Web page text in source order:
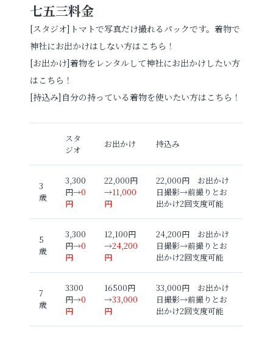
お問い合わせ
お電話でのご連絡
TEL 0285-20-5870
七五三料金
[スタジオ]トマトで写真だけ撮れるパックです。着物で
神社にお出かけはしない方はこちら！
[お出かけ]着物をレンタルして神社にお出かけしたい方
はこちら！
[持込み]自分の持っている着物を使いたい方はこちら！
スタ
ジオ
お出かけ 持込み
3
歳
3,300
円→0
円
22,000円
→11,000
円
22,000円 お出かけ
日撮影→前撮りとお
出かけ2回支度可能
5
歳
3,300
円→0
円
12,100円
→24,200
円
24,200円 お出かけ
日撮影→前撮りとお
出かけ2回支度可能
7
歳
3300
円→0
円
16500円
→33,000
円
33,000円 お出かけ
日撮影→前撮りとお
出かけ2回支度可能